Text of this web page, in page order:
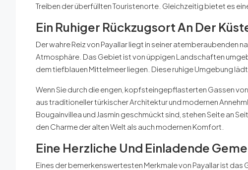
Treiben der überfüllten Touristenorte. Gleichzeitig bietet es
Ein Ruhiger Rückzugsort An Der
Der wahre Reiz von Payallar liegt in seiner atemberaubenden
Atmosphäre. Das Gebiet ist von üppigen Landschaften
dem tiefblauen Mittelmeer liegen. Diese ruhige Umgebung lädt
Wenn Sie durch die engen, kopfsteingepflasterten Gassen
aus traditioneller türkischer Architektur und modernen
Bougainvillea und Jasmin geschmückt sind, stehen Seite an
den Charme der alten Welt als auch modernen Komfort.
Eine Herzliche Und Einladende
Eines der bemerkenswertesten Merkmale von Payallar ist